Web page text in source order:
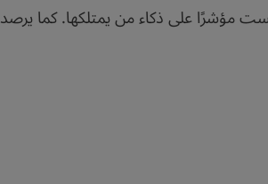
مؤشرًا على ذكاء من يمتلكها. كما يرصد